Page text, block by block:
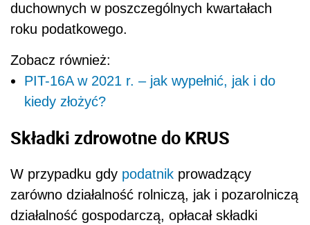
duchownych w poszczególnych kwartałach
roku podatkowego.
Zobacz również:
PIT-16A w 2021 r. – jak wypełnić, jak i do
kiedy złożyć?
Składki zdrowotne do KRUS
W przypadku gdy podatnik prowadzący
zarówno działalność rolniczą, jak i pozarolniczą
działalność gospodarczą, opłacał składki